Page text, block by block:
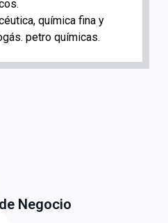
química fina y
petro químicas.
Negocio